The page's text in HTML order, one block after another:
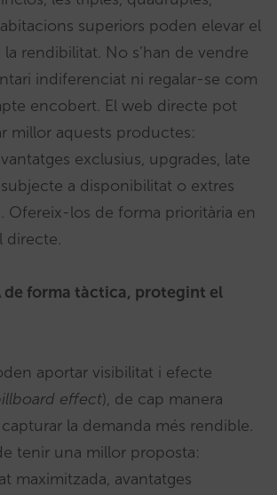
superiors poden elevar el
rendibilitat. No s’han de vendre
indiferenciat ni regalar-se com
encobert. El web directe pot
millor aquests productes:
exclusius, upgrades, late
a disponibilitat o extres
Ofereix-los de forma prioritària en
directe.
de forma tàctica, protegint el
aportar visibilitat i efecte
effect), de cap manera
la demanda més rendible.
tenir una millor proposta:
maximitzada, avantatges